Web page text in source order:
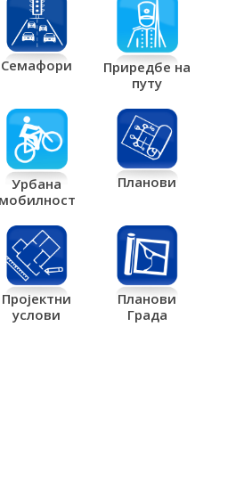
Семафори
Приредбе на
путу
Урбана
мобилност
Планови
Пројектни
услови
Планови
Града